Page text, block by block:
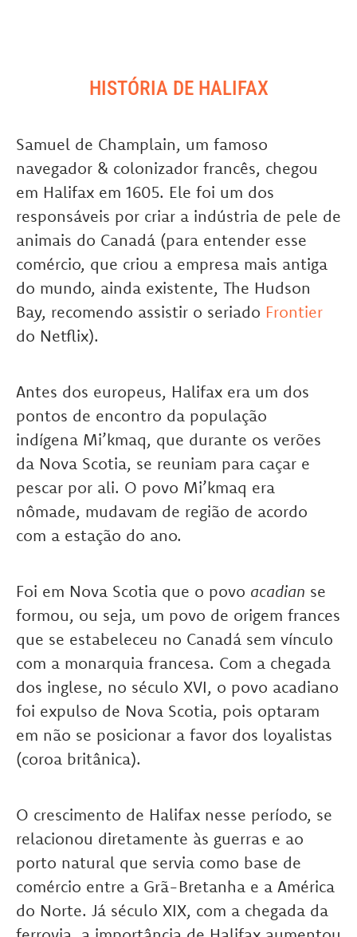
HISTÓRIA DE HALIFAX
Samuel de Champlain, um famoso
navegador & colonizador francês, chegou
em Halifax em 1605. Ele foi um dos
responsáveis por criar a indústria de pele de
animais do Canadá (para entender esse
comércio, que criou a empresa mais antiga
do mundo, ainda existente, The Hudson
Bay, recomendo assistir o seriado Frontier
do Netflix).
Antes dos europeus, Halifax era um dos
pontos de encontro da população
indígena Mi’kmaq, que durante os verões
da Nova Scotia, se reuniam para caçar e
pescar por ali. O povo Mi’kmaq era
nômade, mudavam de região de acordo
com a estação do ano.
Foi em Nova Scotia que o povo acadian se
formou, ou seja, um povo de origem frances
que se estabeleceu no Canadá sem vínculo
com a monarquia francesa. Com a chegada
dos inglese, no século XVI, o povo acadiano
foi expulso de Nova Scotia, pois optaram
em não se posicionar a favor dos loyalistas
(coroa britânica).
O crescimento de Halifax nesse período, se
relacionou diretamente às guerras e ao
porto natural que servia como base de
comércio entre a Grã-Bretanha e a América
do Norte. Já século XIX, com a chegada da